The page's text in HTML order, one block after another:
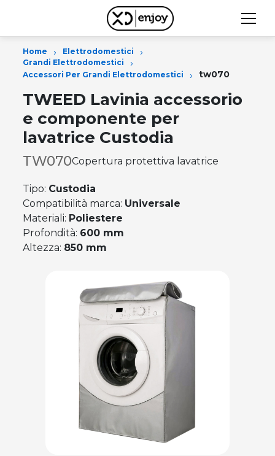
Home › Elettrodomestici ›
Grandi Elettrodomestici ›
Accessori Per Grandi Elettrodomestici › tw070
TWEED Lavinia accessorio
e componente per
lavatrice Custodia
TW070Copertura protettiva lavatrice
Tipo: Custodia
Compatibilità marca: Universale
Materiali: Poliestere
Profondità: 600 mm
Altezza: 850 mm